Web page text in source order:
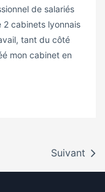
de salariés
2 cabinets lyonnais
tant du côté
mon cabinet en
Suivant